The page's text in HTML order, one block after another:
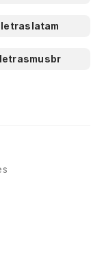
letraslatam
letrasmusbr